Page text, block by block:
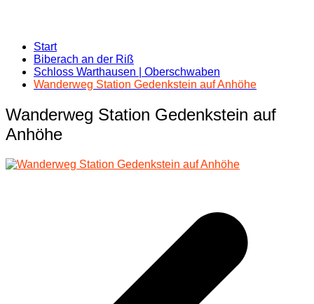
Start
Biberach an der Riß
Schloss Warthausen | Oberschwaben
Wanderweg Station Gedenkstein auf Anhöhe
Wanderweg Station Gedenkstein auf
Anhöhe